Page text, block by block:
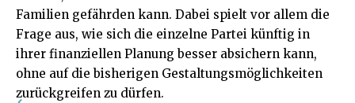
Familien gefährden kann. Dabei spielt vor allem die
Frage aus, wie sich die einzelne Partei künftig in
ihrer finanziellen Planung besser absichern kann,
ohne auf die bisherigen Gestaltungsmöglichkeiten
zurückgreifen zu dürfen.